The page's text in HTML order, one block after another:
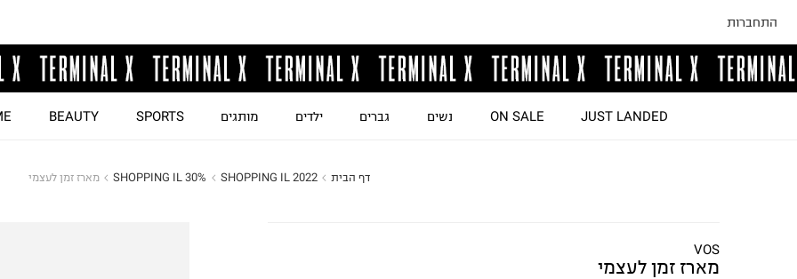
התחברות
JUST LANDED
ON SALE נשים גברים ילדים מותגים SPORTS
BEAUTY
דף הבית SHOPPING IL 2022
SHOPPING IL 30% מארז זמן לעצמי
VOS
מארז זמן לעצמי